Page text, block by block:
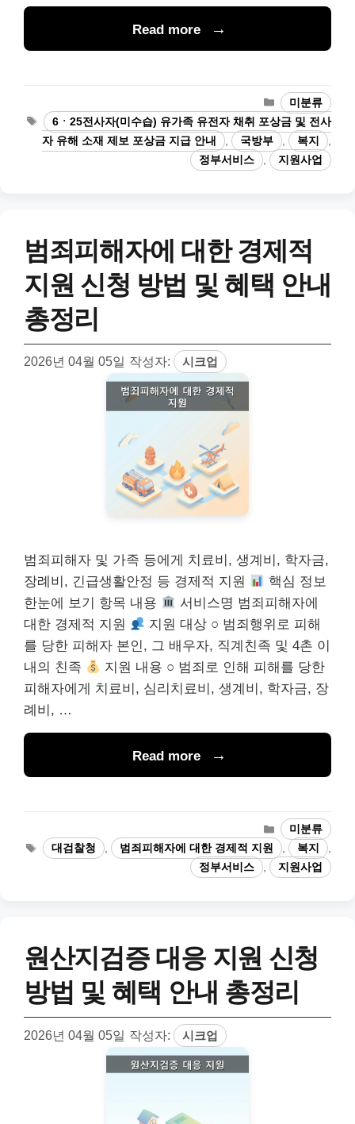
Read more
카
테
고
리
미분류
태
그
6ㆍ25전사자(미수습) 유가족 유전자 채취 포상금 및 전사
자 유해 소재 제보 포상금 지급 안내
국방부 복지
정부서비스
지원사업
범죄피해자에 대한 경제적
지원 신청 방법 및 혜택 안내
총정리
2026년 04월 05일 작성자: 시크업
범죄피해자 및 가족 등에게 치료비, 생계비, 학자금,
장례비, 긴급생활안정 등 경제적 지원
핵심 정보
한눈에 보기 항목 내용
서비스명 범죄피해자에
대한 경제적 지원
지원 대상 ○ 범죄행위로 피해
를 당한 피해자 본인, 그 배우자, 직계친족 및 4촌 이
내의 친족
지원 내용 ○ 범죄로 인해 피해를 당한
피해자에게 치료비, 심리치료비, 생계비, 학자금, 장
례비, …
Read more
카
테
고
리
미분류
태
그
대검찰청 , 범죄피해자에 대한 경제적 지원 , 복지
,
정부서비스
, 지원사업
원산지검증 대응 지원 신청
방법 및 혜택 안내 총정리
2026년 04월 05일 작성자: 시크업